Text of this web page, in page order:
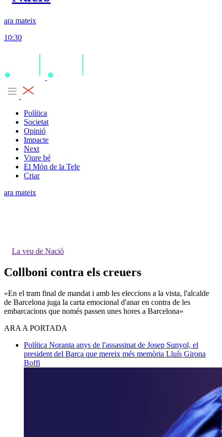
ara mateix
10:30
Política
Societat
Opinió
Impacte
Next
Viure bé
El Món de la Tele
Criar
ara mateix
La veu de Nació
Collboni contra els creuers
«En el tram final de mandat i amb les eleccions a la vista, l'alcalde
de Barcelona juga la carta emocional d'anar en contra de les
embarcacions que només passen unes hores a Barcelona»
ARA A PORTADA
Política Noranta anys de l'assassinat de Josep Sunyol, el
president del Barça que mereix més memòria Lluís Girona
Boffi